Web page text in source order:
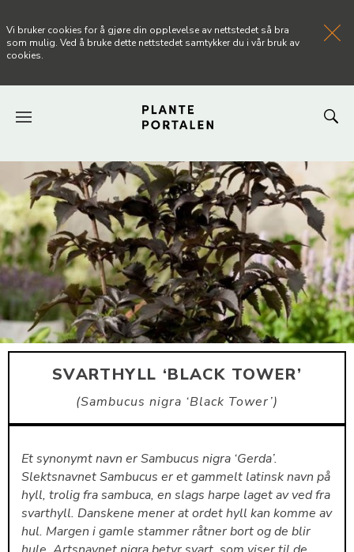
FORSIDEN
NYHETER
ARTIKLER
OM PLANTEPORTALEN
KONTAKT
Vi bruker cookies for å gjøre din opplevelse av nettstedet så bra
som mulig. Ved å bruke dette nettstedet samtykker du i vår bruk av
cookies.
SVARTHYLL ‘BLACK TOWER’
Sambucus nigra ‘Black Tower’
Et synonymt navn er Sambucus nigra ‘Gerda’.
Slektsnavnet Sambucus er et gammelt latinsk navn på
hyll, trolig fra sambuca, en slags harpe laget av ved fra
svarthyll. Danskene mener at ordet hyll kan komme av
hul. Margen i gamle stammer råtner bort og de blir